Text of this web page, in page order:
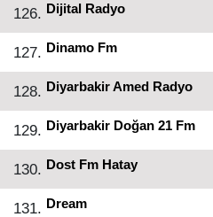
126. Dijital Radyo
127. Dinamo Fm
128. Diyarbakir Amed Radyo
129. Diyarbakir Doğan 21 Fm
130. Dost Fm Hatay
131. Dream